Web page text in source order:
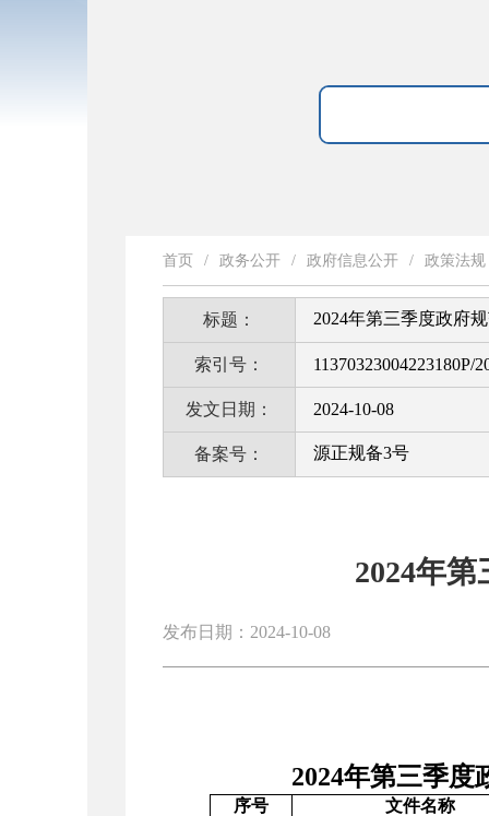
首页 / 政务公开 / 政府信息公开 / 政策法规
标题： 2024年第三季度政府
索引号： 11370323004223180P/
发文日期： 2024-10-08
备案号： 源正规备3号
2024年
发布日期：2024-10-08
2024年第三季度政
序号
文件名称